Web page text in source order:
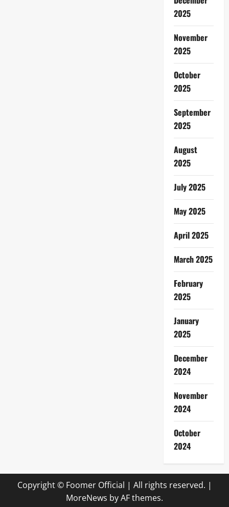
2025
November
2025
October
2025
September
2025
August
2025
July 2025
May 2025
April 2025
March 2025
February
2025
January
2025
December
2024
November
2024
October
2024
Copyright © Foomer Official | All rights reserved. |
MoreNews by AF themes.